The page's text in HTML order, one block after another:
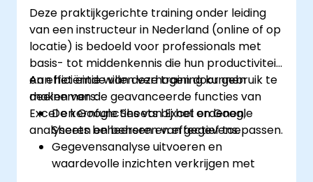
berekeningen en rapportage.
Deze praktijkgerichte training onder leiding
van een instructeur in Nederland (online of op
locatie) is bedoeld voor professionals met
basis- tot middenkennis die hun productiviteit
en efficiëntie willen verhogen door gebruik te
maken van de geavanceerde functies van
Excel en Google Sheets bij het ordenen,
analyseren en beheren van gegevens.
Aan het einde van deze training kunnen
deelnemers:
De kernfuncties van Excel en Google
Sheets beheersen en effectief toepassen.
Gegevensanalyse uitvoeren en
waardevolle inzichten verkrijgen met